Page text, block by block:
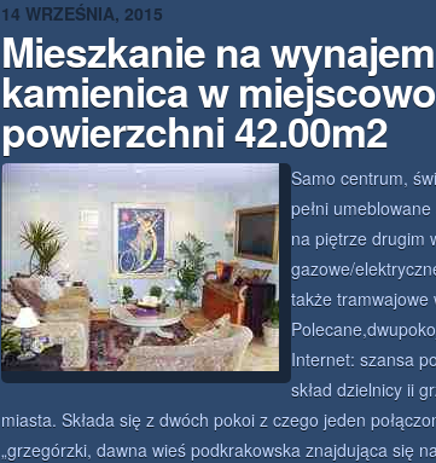
14 WRZEŚNIA, 2015
Mieszkanie na
kamienica w
powierzchni 42.00m2
Samo centrum,
pełni
na piętrze drugim
gazowe/
także tramwajowe
Internet: szansa
skład dzielnicy ii
miasta. Składa się z dwóch pokoi z czego jeden
„grzegórzki, dawna wieś podkrakowska znajdująca się